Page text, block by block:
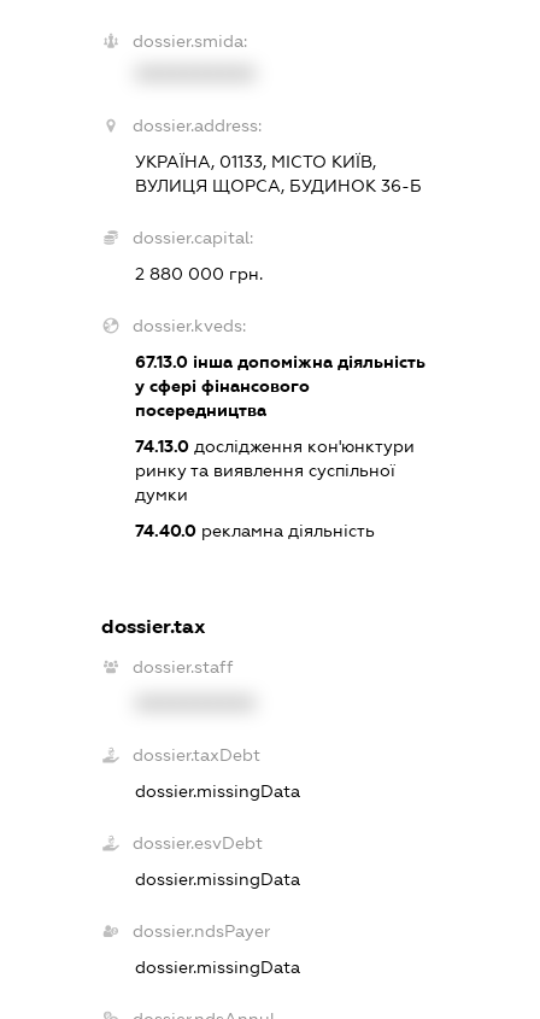
dossier.smida:
dossier.address:
УКРАЇНА, 01133, МІСТО КИЇВ,
ВУЛИЦЯ ЩОРСА, БУДИНОК 36-Б
dossier.capital:
2 880 000 грн.
dossier.kveds:
67.13.0інша допоміжна діяльність
у сфері фінансового
посередництва
74.13.0дослідження кон'юнктури
ринку та виявлення суспільної
думки
74.40.0рекламна діяльність
dossier.tax
dossier.staff
dossier.taxDebt
dossier.missingData
dossier.esvDebt
dossier.missingData
dossier.ndsPayer
dossier.missingData